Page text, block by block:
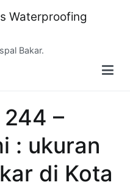
Waterproofing
Bakar.
–
: ukuran
di Kota